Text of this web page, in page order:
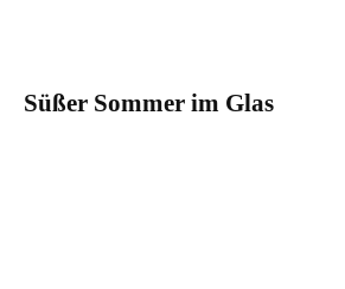
Süßer Sommer im Glas